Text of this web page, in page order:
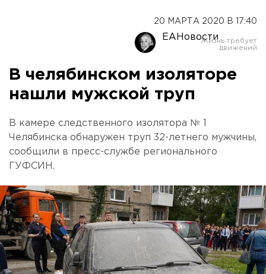
20 МАРТА 2020 В 17:40
ЕАНовости
В челябинском изоляторе
нашли мужской труп
В камере следственного изолятора № 1
Челябинска обнаружен труп 32-летнего мужчины,
сообщили в пресс-службе регионального
ГУФСИН.